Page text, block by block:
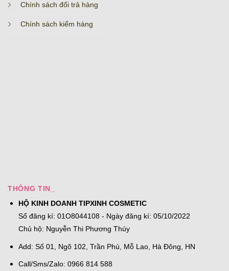
Chính sách đổi trả hàng
Chính sách kiểm hàng
THÔNG TIN_
HỘ KINH DOANH TIPXINH COSMETIC
Số đăng kí: 01O8044108 - Ngày đăng kí: 05/10/2022
Chủ hộ: Nguyễn Thi Phương Thúy
Add: Số 01, Ngõ 102, Trần Phú, Mỗ Lao, Hà Đông, HN
Call/Sms/Zalo: 0966 814 588